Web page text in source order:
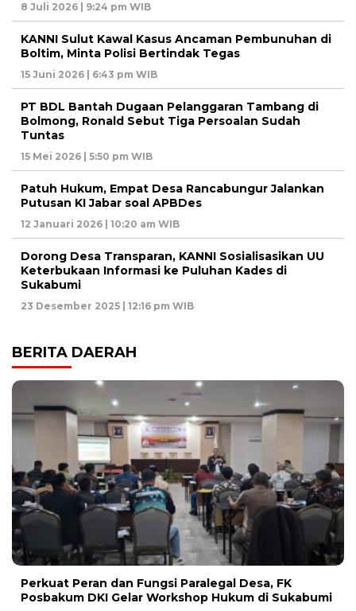
8 Juli 2026 | 9:24 pm WIB
KANNI Sulut Kawal Kasus Ancaman Pembunuhan di
Boltim, Minta Polisi Bertindak Tegas
15 Juni 2026 | 6:43 pm WIB
PT BDL Bantah Dugaan Pelanggaran Tambang di
Bolmong, Ronald Sebut Tiga Persoalan Sudah
Tuntas
15 Mei 2026 | 5:50 pm WIB
Patuh Hukum, Empat Desa Rancabungur Jalankan
Putusan KI Jabar soal APBDes
12 Januari 2026 | 10:20 am WIB
Dorong Desa Transparan, KANNI Sosialisasikan UU
Keterbukaan Informasi ke Puluhan Kades di
Sukabumi
23 Desember 2025 | 12:16 pm WIB
BERITA DAERAH
Perkuat Peran dan Fungsi Paralegal Desa, FK
Posbakum DKI Gelar Workshop Hukum di Sukabumi